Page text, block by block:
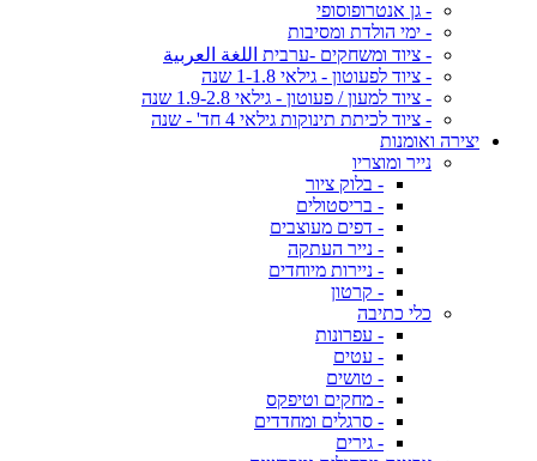
- גן אנטרופוסופי
- ימי הולדת ומסיבות
- ציוד ומשחקים -ערבית اللغة العربية
- ציוד לפעוטון - גילאי 1-1.8 שנה
- ציוד למעון / פעוטון - גילאי 1.9-2.8 שנה
- ציוד לכיתת תינוקות גילאי 4 חד' - שנה
יצירה ואומנות
נייר ומוצריו
- בלוק ציור
- בריסטולים
- דפים מעוצבים
- נייר העתקה
- ניירות מיוחדים
- קרטון
כלי כתיבה
- עפרונות
- עטים
- טושים
- מחקים וטיפקס
- סרגלים ומחדדים
- גירים